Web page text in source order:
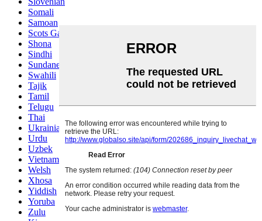
Somali
Samoan
Scots Gaelic
Shona
Sindhi
Sundanese
Swahili
Tajik
Tamil
Telugu
Thai
Ukrainian
Urdu
Uzbek
Vietnamese
Welsh
Xhosa
Yiddish
Yoruba
Zulu